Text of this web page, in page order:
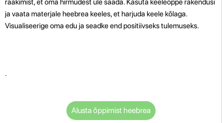
ja vaata materjale heebrea keeles, et harjuda keele kõlaga.
Visualiseerige oma edu ja seadke end positiivseks tulemuseks.
.
Alusta õppimist heebrea